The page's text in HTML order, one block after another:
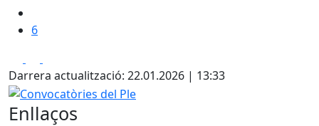
6
Darrera actualització: 22.01.2026 | 13:33
Convocatòries del Ple
Enllaços